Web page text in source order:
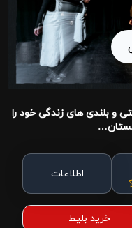
و بلندی های زندگی خود را
اطلاعات
خرید بلیط